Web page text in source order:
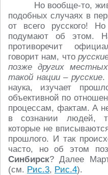
Но вообще-то,
подобных случаях в
от всего русского!
подумают об этом.
противоречит
говорит нам, что
позже других
такой нации – русские.
наука, изучает
объективной по
процессам, фактам. А
в сознании людей,
которые не
прошлого. И так
часто, но об этом
Синбирск? Далее
(см. Рис.3, Рис.4).